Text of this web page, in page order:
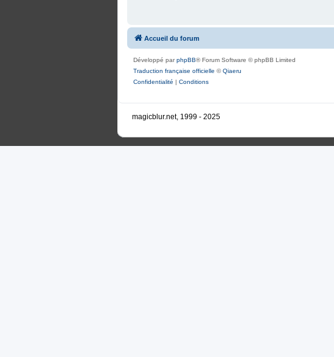
Accueil du forum
Développé parphpBB® Forum Software © phpBB Limited
Traduction française officielle ©Qiaeru
Confidentialité | Conditions
magicblur.net, 1999 - 2025